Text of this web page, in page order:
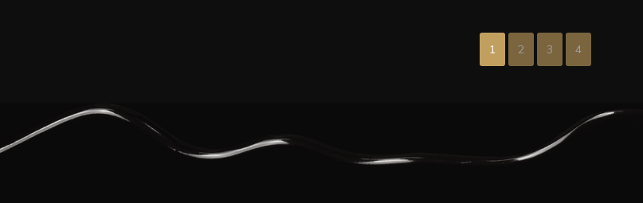
1 2 3 4